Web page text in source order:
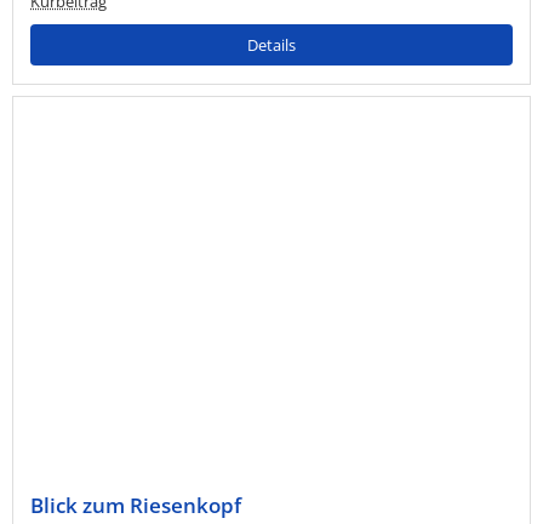
Details
Blick zum Riesenkopf